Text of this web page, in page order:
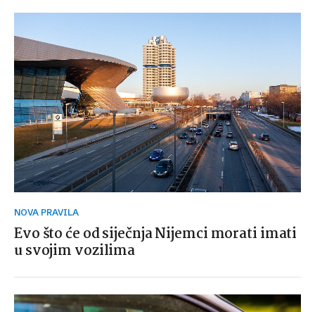
NOVA PRAVILA
Evo što će od siječnja Nijemci morati imati
u svojim vozilima